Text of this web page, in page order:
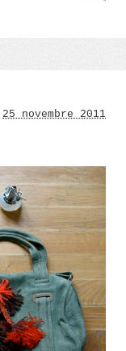
25 novembre 2011